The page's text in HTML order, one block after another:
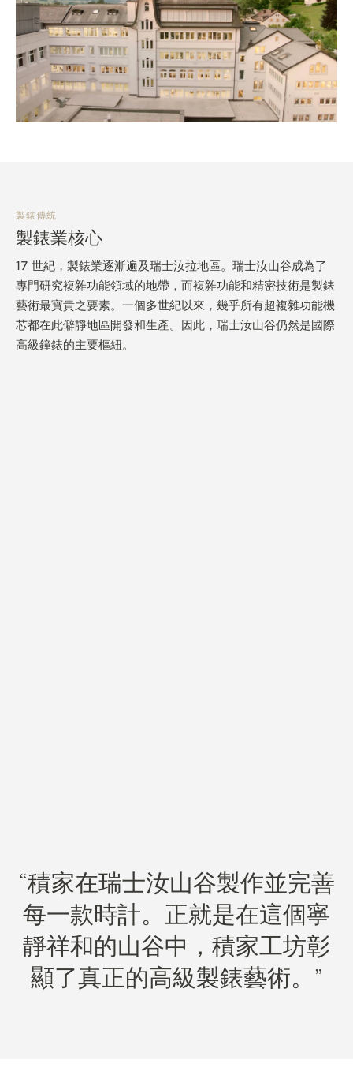
製錶傳統
製錶業核心
17 世紀，製錶業逐漸遍及瑞士汝拉地區。瑞士汝山谷成為了
專門研究複雜功能領域的地帶，而複雜功能和精密技術是製錶
藝術最寶貴之要素。一個多世紀以來，幾乎所有超複雜功能機
芯都在此僻靜地區開發和生產。因此，瑞士汝山谷仍然是國際
高級鐘錶的主要樞紐。
積家在瑞士汝山谷製作並完善
每一款時計。正就是在這個寧
靜祥和的山谷中，積家工坊彰
顯了真正的高級製錶藝術。